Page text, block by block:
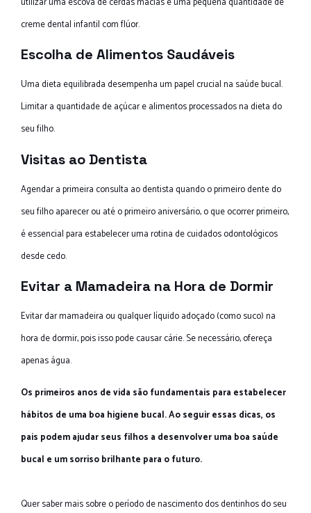
creme dental infantil com flúor.
Escolha de Alimentos Saudáveis
Uma dieta equilibrada desempenha um papel crucial na saúde bucal.
Limitar a quantidade de açúcar e alimentos processados na dieta do
seu filho.
Visitas ao Dentista
Agendar a primeira consulta ao dentista quando o primeiro dente do
seu filho aparecer ou até o primeiro aniversário, o que ocorrer primeiro,
é essencial para estabelecer uma rotina de cuidados odontológicos
desde cedo.
Evitar a Mamadeira na Hora de Dormir
Evitar dar mamadeira ou qualquer líquido adoçado (como suco) na
hora de dormir, pois isso pode causar cárie. Se necessário, ofereça
apenas água.
Os primeiros anos de vida são fundamentais para estabelecer
hábitos de uma boa higiene bucal. Ao seguir essas dicas, os
pais podem ajudar seus filhos a desenvolver uma boa saúde
bucal e um sorriso brilhante para o futuro.
Quer saber mais sobre o período de nascimento dos dentinhos do seu